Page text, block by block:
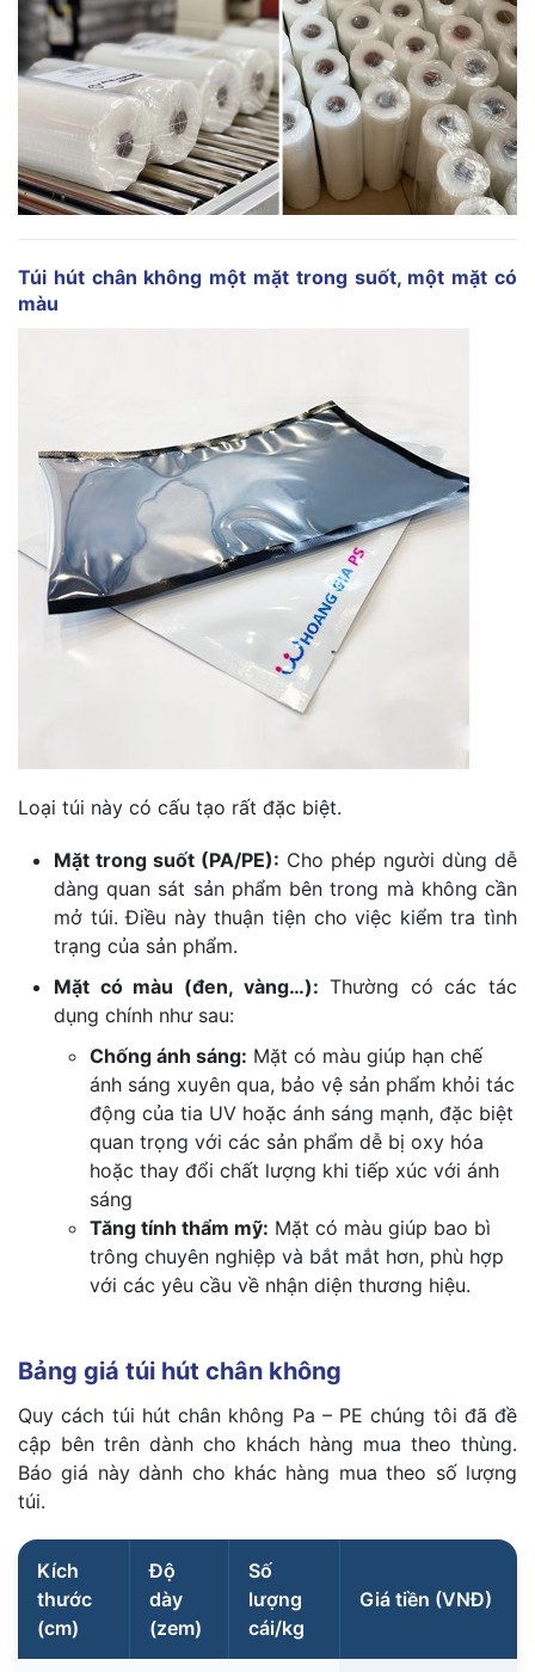
Túi hút chân không một mặt trong suốt, một mặt có
màu
Loại túi này có cấu tạo rất đặc biệt.
Mặt trong suốt (PA/PE): Cho phép người dùng dễ
dàng quan sát sản phẩm bên trong mà không cần
mở túi. Điều này thuận tiện cho việc kiểm tra tình
trạng của sản phẩm.
Mặt có màu (đen, vàng…): Thường có các tác
dụng chính như sau:
Chống ánh sáng: Mặt có màu giúp hạn chế
ánh sáng xuyên qua, bảo vệ sản phẩm khỏi tác
động của tia UV hoặc ánh sáng mạnh, đặc biệt
quan trọng với các sản phẩm dễ bị oxy hóa
hoặc thay đổi chất lượng khi tiếp xúc với ánh
sáng
Tăng tính thẩm mỹ: Mặt có màu giúp bao bì
trông chuyên nghiệp và bắt mắt hơn, phù hợp
với các yêu cầu về nhận diện thương hiệu.
Bảng giá túi hút chân không
Quy cách túi hút chân không Pa – PE chúng tôi đã đề
cập bên trên dành cho khách hàng mua theo thùng.
Báo giá này dành cho khác hàng mua theo số lượng
túi.
Kích
thước
(cm)
Độ
dày
(zem)
Số
lượng
cái/kg
Giá tiền (VNĐ)